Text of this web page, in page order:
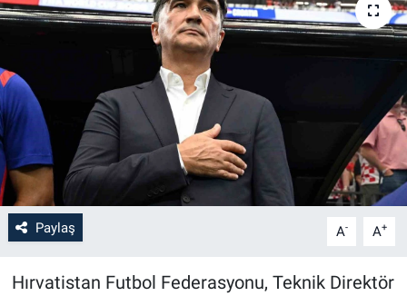
Paylaş A- A+
Hırvatistan Futbol Federasyonu, Teknik Direktör